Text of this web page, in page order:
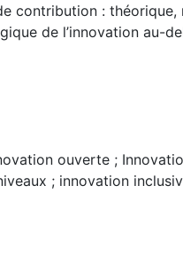
contribution :
de l’innovation au-
ouverte ;
; innovation